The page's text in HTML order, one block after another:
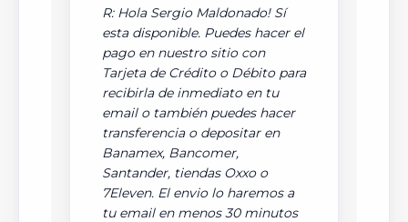
R: Hola Sergio Maldonado! Sí
esta disponible. Puedes hacer el
pago en nuestro sitio con
Tarjeta de Crédito o Débito para
recibirla de inmediato en tu
email o también puedes hacer
transferencia o depositar en
Banamex, Bancomer,
Santander, tiendas Oxxo o
7Eleven. El envio lo haremos a
tu email en menos 30 minutos